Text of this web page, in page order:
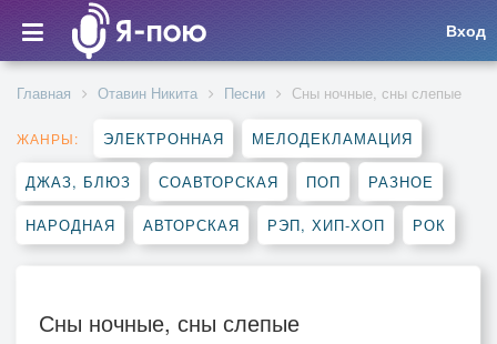
Вход
Главная Отавин Никита Песни Сны ночные, сны слепые
ЖАНРЫ: ЭЛЕКТРОННАЯ МЕЛОДЕКЛАМАЦИЯ
ДЖАЗ, БЛЮЗ СОАВТОРСКАЯ ПОП РАЗНОЕ
НАРОДНАЯ АВТОРСКАЯ РЭП, ХИП-ХОП РОК
Сны ночные, сны слепые